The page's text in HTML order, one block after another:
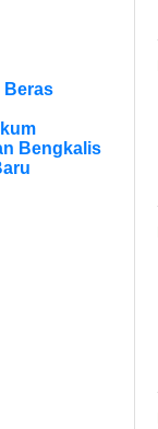
Beras
Bengkalis